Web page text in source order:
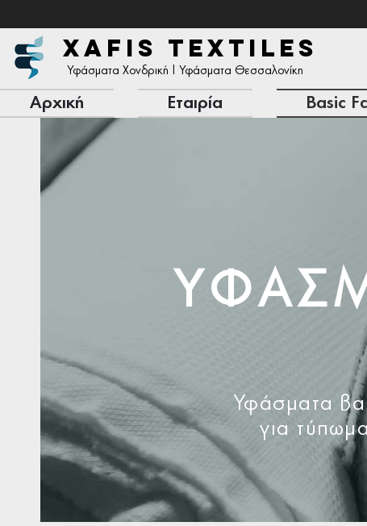
XAFIS TEXTILES
Υφάσματα Χονδρική | Υφάσματα Θεσσαλονίκη
Αρχική Εταιρία Basic
Υφάσματα
για